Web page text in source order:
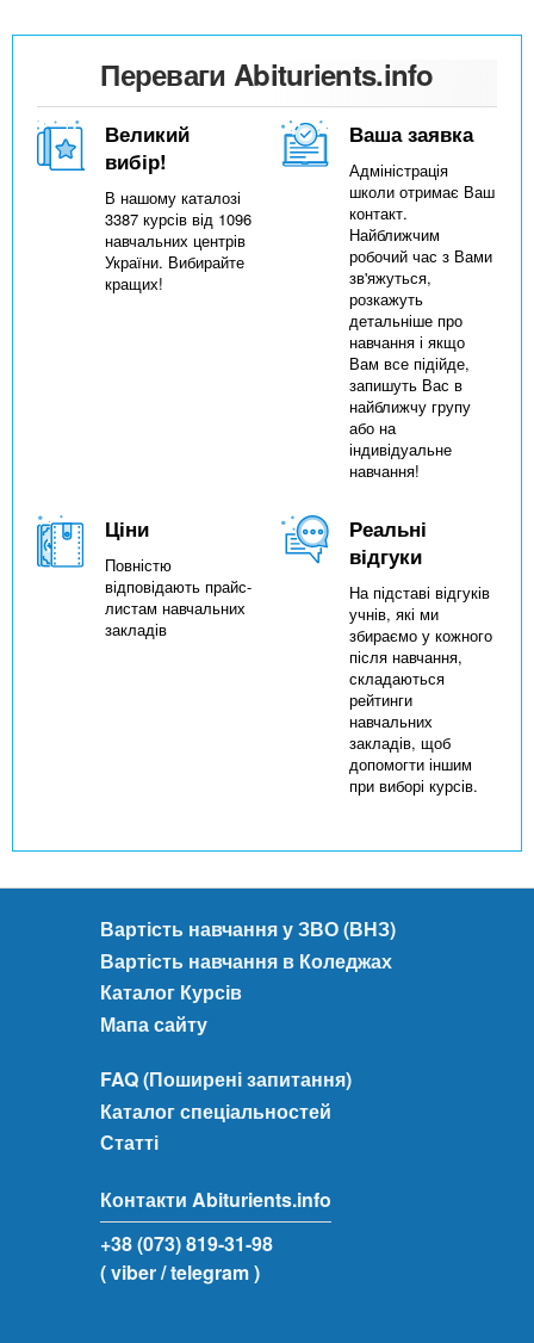
Переваги Abiturients.info
Великий
вибір!
В нашому каталозі
3387 курсів від 1096
навчальних центрів
України. Вибирайте
кращих!
Ваша заявка
Адміністрація
школи отримає Ваш
контакт.
Найближчим
робочий час з Вами
зв'яжуться,
розкажуть
детальніше про
навчання і якщо
Вам все підійде,
запишуть Вас в
найближчу групу
або на
індивідуальне
навчання!
Ціни
Повністю
відповідають прайс-
листам навчальних
закладів
Реальні
відгуки
На підставі відгуків
учнів, які ми
збираємо у кожного
після навчання,
складаються
рейтинги
навчальних
закладів, щоб
допомогти іншим
при виборі курсів.
Вартість навчання у ЗВО (ВНЗ)
Вартість навчання в Коледжах
Каталог Курсів
Мапа сайту
FAQ (Поширені запитання)
Каталог спеціальностей
Статті
Контакти Abiturients.info
+38 (073) 819-31-98
( viber/ telegram )